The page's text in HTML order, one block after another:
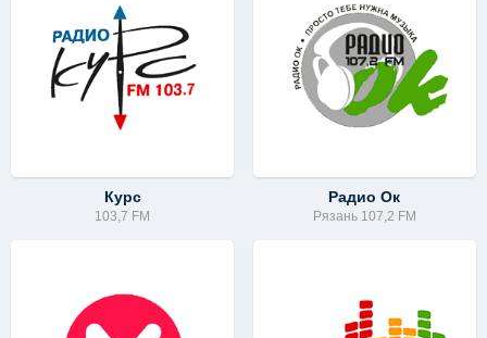
Курс
103,7 FM
Радио Ок
Рязань 107,2 FM